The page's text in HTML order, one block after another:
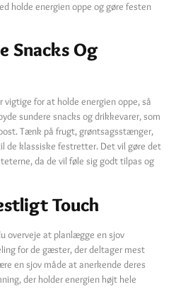
holde energien oppe og gøre festen
Snacks Og
for at holde energien oppe, så
sundere snacks og drikkevarer, som
Tænk på frugt, grøntsagsstænger,
de klassiske festretter. Det vil gøre det
da de vil føle sig godt tilpas og
Touch
overveje at planlægge en sjov
for de gæster, der deltager mest
en sjov måde at anerkende deres
der holder energien højt hele